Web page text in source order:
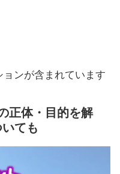
ンが含まれています
正体・目的を解
ても